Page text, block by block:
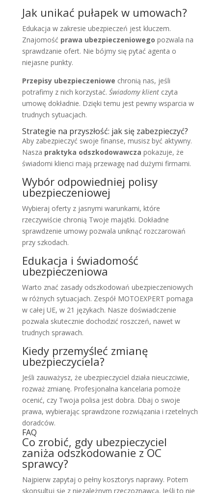
Jak unikać pułapek w umowach?
Edukacja w zakresie ubezpieczeń jest kluczem.
Znajomość prawa ubezpieczeniowego pozwala na
sprawdzanie ofert. Nie bójmy się pytać agenta o
niejasne punkty.
Przepisy ubezpieczeniowe chronią nas, jeśli
potrafimy z nich korzystać. Świadomy klientczyta
umowę dokładnie. Dzięki temu jest pewny wsparcia w
trudnych sytuacjach.
Strategie na przyszłość: jak się zabezpieczyć?
Aby zabezpieczyć swoje finanse, musisz być aktywny.
Nasza praktyka odszkodowawcza pokazuje, że
świadomi klienci mają przewagę nad dużymi firmami.
Wybór odpowiedniej polisy
ubezpieczeniowej
Wybieraj oferty z jasnymi warunkami, które
rzeczywiście chronią Twoje majątki. Dokładne
sprawdzenie umowy pozwala uniknąć rozczarowań
przy szkodach.
Edukacja i świadomość
ubezpieczeniowa
Warto znać zasady odszkodowań ubezpieczeniowych
w różnych sytuacjach. Zespół MOTOEXPERT pomaga
w całej UE, w 21 językach. Nasze doświadczenie
pozwala skutecznie dochodzić roszczeń, nawet w
trudnych sprawach.
Kiedy przemyśleć zmianę
ubezpieczyciela?
Jeśli zauważysz, że ubezpieczyciel działa nieuczciwie,
rozważ zmianę. Profesjonalna kancelaria pomoże
ocenić, czy Twoja polisa jest dobra. Dbaj o swoje
prawa, wybierając sprawdzone rozwiązania i rzetelnych
doradców.
FAQ
Co zrobić, gdy ubezpieczyciel
zaniża odszkodowanie z OC
sprawcy?
Najpierw zapytaj o pełny kosztorys naprawy. Potem
skonsultuj się z niezależnym rzeczoznawcą. Jeśli to nie